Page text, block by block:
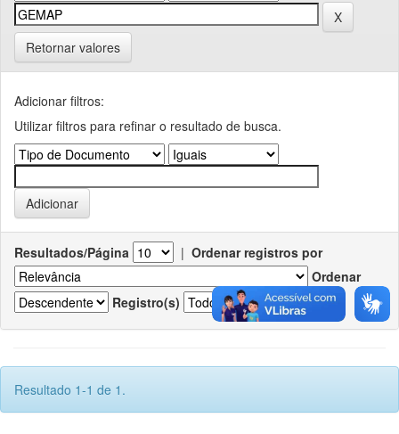
Retornar valores
Adicionar filtros:
Utilizar filtros para refinar o resultado de busca.
Resultados/Página | Ordenar registros por
Ordenar
Registro(s)
Resultado 1-1 de 1.